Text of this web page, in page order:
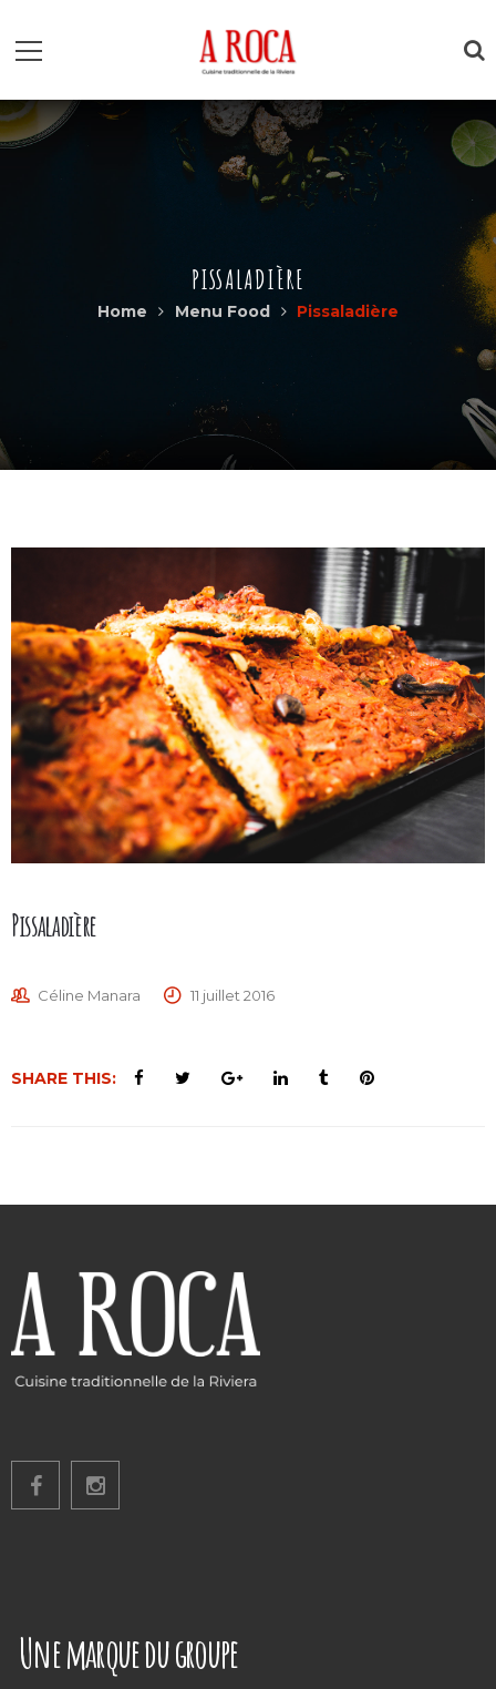
PISSALADIÈRE
Home Menu Food Pissaladière
Pissaladière
Céline Manara 11 juillet 2016
SHARE THIS:
Une marque du groupe